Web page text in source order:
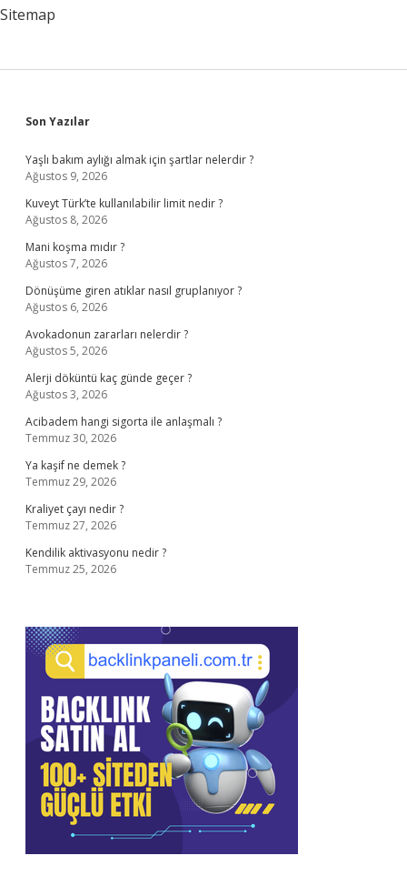
Sitemap
Sidebar
Son Yazılar
Yaşlı bakım aylığı almak için şartlar nelerdir ?
Ağustos 9, 2026
Kuveyt Türk’te kullanılabilir limit nedir ?
Ağustos 8, 2026
Mani koşma mıdır ?
Ağustos 7, 2026
Dönüşüme giren atıklar nasıl gruplanıyor ?
Ağustos 6, 2026
Avokadonun zararları nelerdir ?
Ağustos 5, 2026
Alerji döküntü kaç günde geçer ?
Ağustos 3, 2026
Acibadem hangi sigorta ile anlaşmalı ?
Temmuz 30, 2026
Ya kaşif ne demek ?
Temmuz 29, 2026
Kraliyet çayı nedir ?
Temmuz 27, 2026
Kendilik aktivasyonu nedir ?
Temmuz 25, 2026